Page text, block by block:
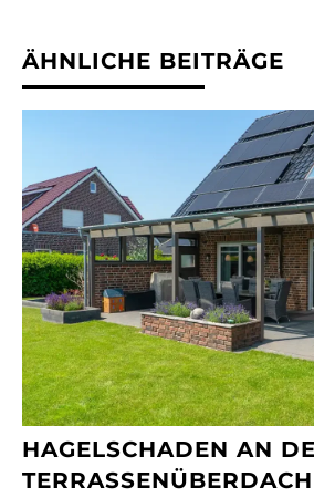
ÄHNLICHE BEITRÄGE
HAGELSCHADEN AN